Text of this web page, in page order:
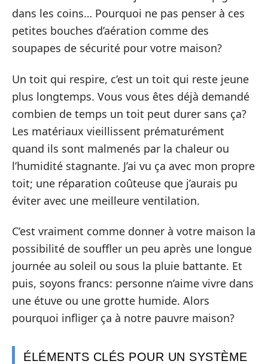
dans les coins… Pourquoi ne pas penser à ces
petites bouches d’aération comme des
soupapes de sécurité pour votre maison?
Un toit qui respire, c’est un toit qui reste jeune
plus longtemps. Vous vous êtes déjà demandé
combien de temps un toit peut durer sans ça?
Les matériaux vieillissent prématurément
quand ils sont malmenés par la chaleur ou
l’humidité stagnante. J’ai vu ça avec mon propre
toit; une réparation coûteuse que j’aurais pu
éviter avec une meilleure ventilation.
C’est vraiment comme donner à votre maison la
possibilité de souffler un peu après une longue
journée au soleil ou sous la pluie battante. Et
puis, soyons francs: personne n’aime vivre dans
une étuve ou une grotte humide. Alors
pourquoi infliger ça à notre pauvre maison?
ÉLÉMENTS CLÉS POUR UN SYSTÈME